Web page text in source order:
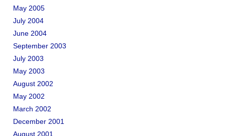
May 2005
July 2004
June 2004
September 2003
July 2003
May 2003
August 2002
May 2002
March 2002
December 2001
August 2001